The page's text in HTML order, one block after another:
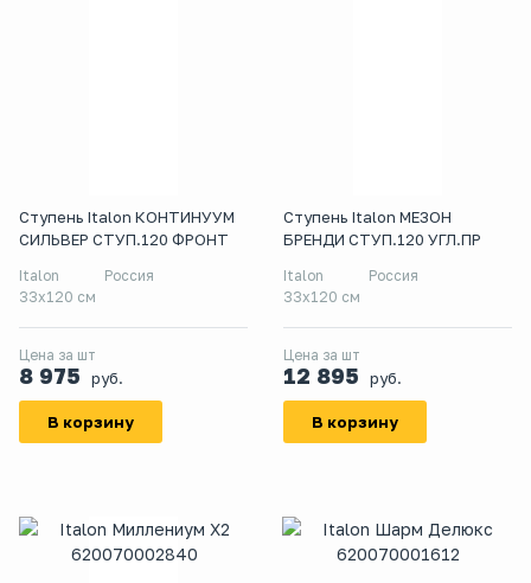
Ступень Italon КОНТИНУУМ
СИЛЬВЕР СТУП.120 ФРОНТ
Italon
Россия
33x120 см
Цена за шт
8 975 руб.
В корзину
Ступень Italon МЕЗОН
БРЕНДИ СТУП.120 УГЛ.ПР
Italon
Россия
33x120 см
Цена за шт
12 895 руб.
В корзину